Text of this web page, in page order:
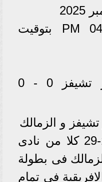
توقيت المباراة 04:00 PM بتوقيت
نتيجة المباراة كايزر تشيفز 0 - 0
تشيفز و الزمالك
يلتقى اليوم 2025-11-29 كلا من نادى
فى بطولة
فى تمام